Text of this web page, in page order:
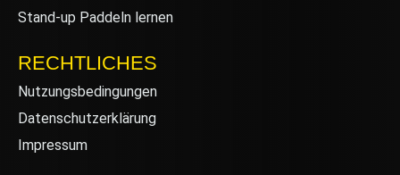
Stand-up Paddeln lernen
RECHTLICHES
Nutzungsbedingungen
Datenschutzerklärung
Impressum